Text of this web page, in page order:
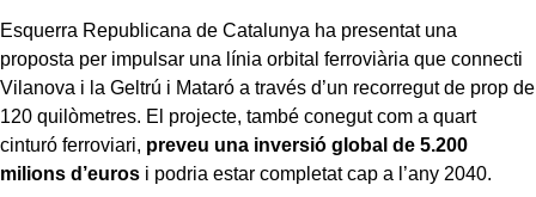
Esquerra Republicana de Catalunya ha presentat una
proposta per impulsar una línia orbital ferroviària que connecti
Vilanova i la Geltrú i Mataró a través d’un recorregut de prop de
120 quilòmetres. El projecte, també conegut com a quart
cinturó ferroviari, preveu una inversió global de 5.200
milions d’euros i podria estar completat cap a l’any 2040.